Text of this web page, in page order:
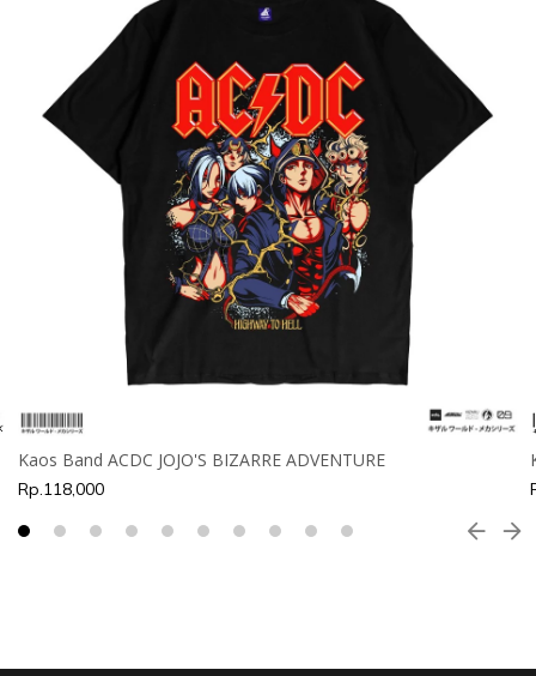
Kaos Band ACDC JOJO'S BIZARRE ADVENTURE
Rp.118,000